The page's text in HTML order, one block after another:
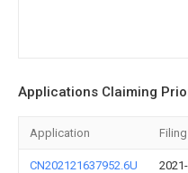
Applications Claiming
Application
CN202121637952.6U